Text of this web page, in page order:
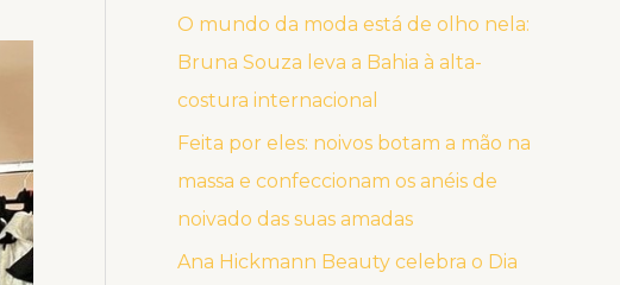
O mundo da moda está de olho nela:
Bruna Souza leva a Bahia à alta-
costura internacional
Feita por eles: noivos botam a mão na
massa e confeccionam os anéis de
noivado das suas amadas
Ana Hickmann Beauty celebra o Dia